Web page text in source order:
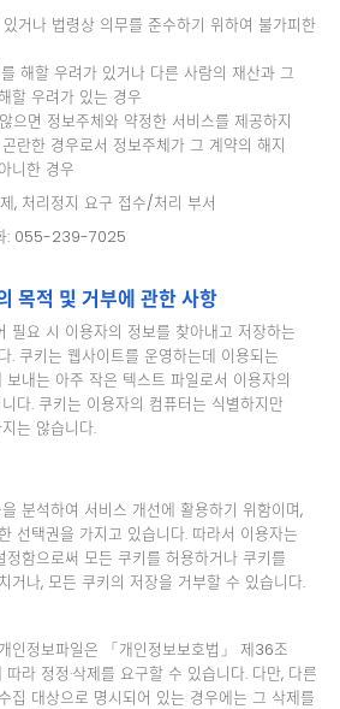
거나 법령상 의무를 준수하기 위하여 불가피한
해할 우려가 있거나 다른 사람의 재산과 그
할 우려가 있는 경우
으면 정보주체와 약정한 서비스를 제공하지
란한 경우로서 정보주체가 그 계약의 해지
니한 경우
, 처리정지 요구 접수/처리 부서
: 055-239-7025
목적 및 거부에 관한 사항
필요 시 이용자의 정보를 찾아내고 저장하는
쿠키는 웹사이트를 운영하는데 이용되는
내는 아주 작은 텍스트 파일로서 이용자의
다. 쿠키는 이용자의 컴퓨터는 식별하지만
는 않습니다.
분석하여 서비스 개선에 활용하기 위함이며,
선택권을 가지고 있습니다. 따라서 이용자는
함으로써 모든 쿠키를 허용하거나 쿠키를
거나, 모든 쿠키의 저장을 거부할 수 있습니다.
인정보파일은 「개인정보보호법」 제36조
따라 정정·삭제를 요구할 수 있습니다. 다만, 다른
집 대상으로 명시되어 있는 경우에는 그 삭제를